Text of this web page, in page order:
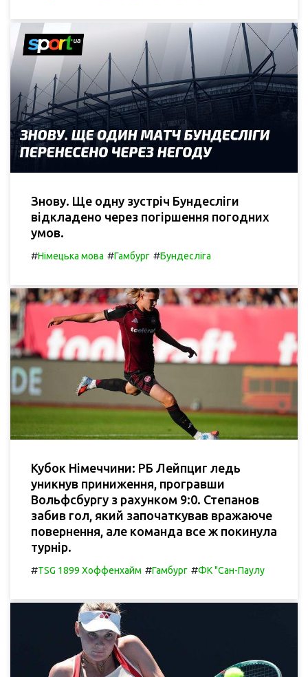
Знову. Ще одну зустріч Бундесліги
відкладено через погіршення погодних
умов.
#Німецька мова #Гамбург #Бундесліга
Кубок Німеччини: РБ Лейпциг ледь
уникнув приниження, програвши
Вольфсбургу з рахунком 9:0. Степанов
забив гол, який започаткував вражаюче
повернення, але команда все ж покинула
турнір.
#TSG 1899 Хоффенхайм #Гамбург #ФК "Сан-Паулу